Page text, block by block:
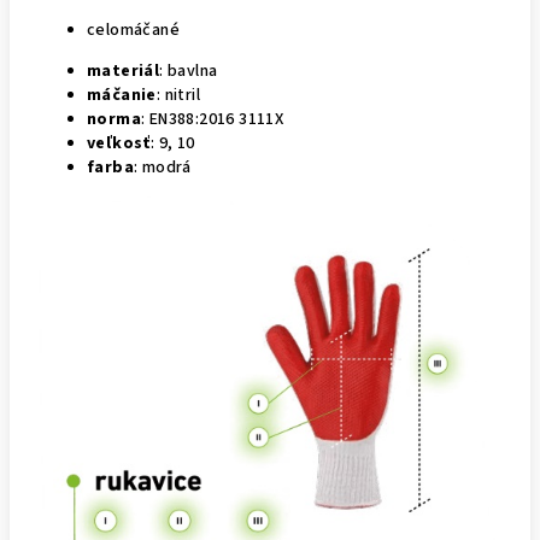
celomáčané
materiál: bavlna
máčanie: nitril
norma: EN388:2016 3111X
veľkosť: 9, 10
farba: modrá